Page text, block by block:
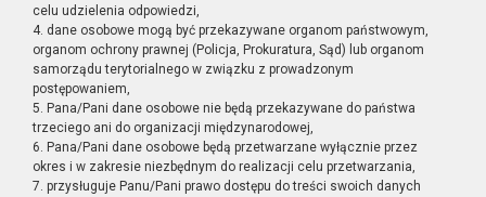
celu udzielenia odpowiedzi,
4. dane osobowe mogą być przekazywane organom państwowym,
organom ochrony prawnej (Policja, Prokuratura, Sąd) lub organom
samorządu terytorialnego w związku z prowadzonym
postępowaniem,
5. Pana/Pani dane osobowe nie będą przekazywane do państwa
trzeciego ani do organizacji międzynarodowej,
6. Pana/Pani dane osobowe będą przetwarzane wyłącznie przez
okres i w zakresie niezbędnym do realizacji celu przetwarzania,
7. przysługuje Panu/Pani prawo dostępu do treści swoich danych